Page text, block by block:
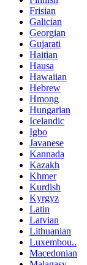
Frisian
Galician
Georgian
Gujarati
Haitian
Hausa
Hawaiian
Hebrew
Hmong
Hungarian
Icelandic
Igbo
Javanese
Kannada
Kazakh
Khmer
Kurdish
Kyrgyz
Latin
Latvian
Lithuanian
Luxembou..
Macedonian